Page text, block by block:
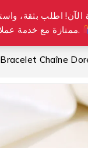
ممتازة مع خدمة عملاء متميزة.
Bracelet Chaîne